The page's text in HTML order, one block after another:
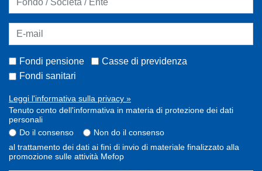
Fondi pensione
Casse di previdenza
Fondi sanitari
Leggi l'informativa sulla privacy »
Tenuto conto dell'informativa in materia di protezione dei dati
personali
Do il consenso
Non do il consenso
al trattamento dei dati ai fini di invio di materiale finalizzato alla
promozione sulle attività Mefop